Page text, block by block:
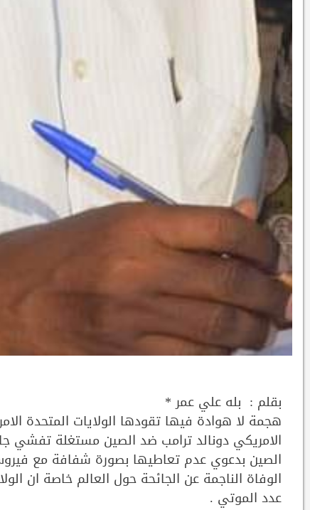
بقلم : بله علي عمر *
هجمة لا هوادة فيها تقودها الولايات المتحدة
الوفاة الناجمة عن الجائحة حول العالم خاصة ان
عدد الموتي .